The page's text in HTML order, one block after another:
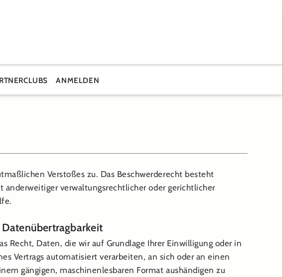
ANMELDEN
Verstoßes zu. Das Beschwerderecht besteht
anderweitiger verwaltungsrechtlicher oder gerichtlicher
Datenübertragbarkeit
Recht, Daten, die wir auf Grundlage Ihrer Einwilligung oder in
Vertrags automatisiert verarbeiten, an sich oder an einen
gängigen, maschinenlesbaren Format aushändigen zu